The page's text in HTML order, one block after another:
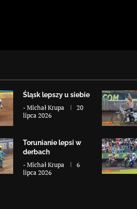
Śląsk lepszy u siebie
-Michał Krupa
20
lipca 2026
Torunianie lepsi w
derbach
-Michał Krupa
6
lipca 2026